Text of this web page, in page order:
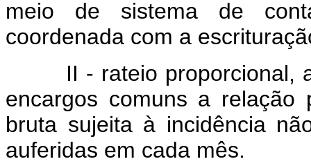
meio de sistema de
coordenada com a
II - rateio proporcional,
encargos comuns a relação
bruta sujeita à incidência
auferidas em cada mês.